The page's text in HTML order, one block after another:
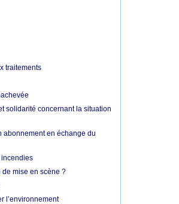
traitements
solidarité concernant la situation
abonnement en échange du
mise en scène ?
l’environnement